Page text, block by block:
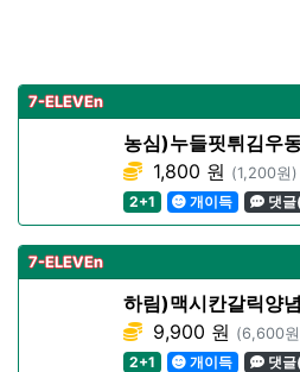
7-ELEVEn
농심)누들핏튀김우
1,800 원 (1,200원)
2+1
개이득 댓글
7-ELEVEn
하림)맥시칸갈릭양
9,900 원 (6,600
2+1
개이득 댓글